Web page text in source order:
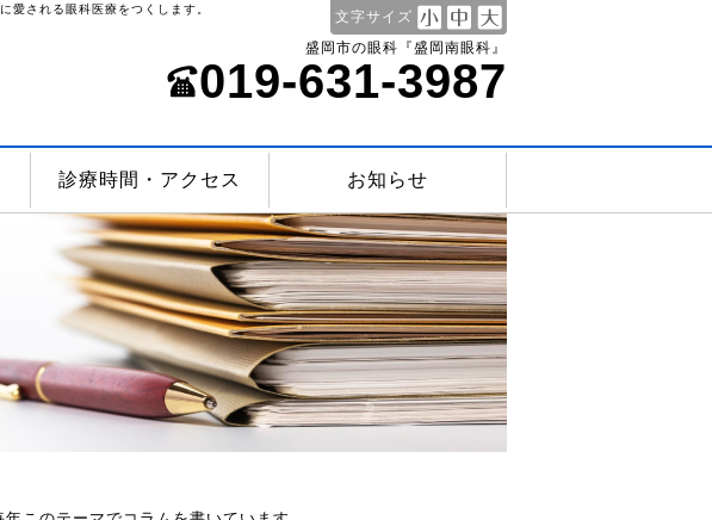
愛される眼科医療をつくします。
盛岡市の眼科『盛岡南眼科』
019-631-3987
文字サイズ
診療時間・アクセス お知らせ